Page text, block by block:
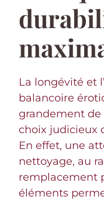
La longévité et
balancoire
grandement de
choix judicieux
En effet, une
nettoyage, au
remplacement
éléments